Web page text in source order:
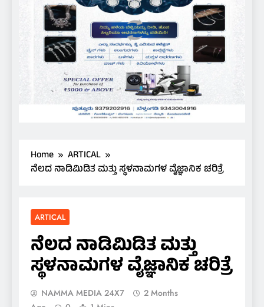
Home
ARTICAL
ನೆಲದ ನಾಡಿಮಿಡಿತ ಮತ್ತು ಸ್ಥಳನಾಮಗಳ ವೈಜ್ಞಾನಿಕ ಚರಿತ್ರೆ
ARTICAL
ನೆಲದ ನಾಡಿಮಿಡಿತ ಮತ್ತು
ಸ್ಥಳನಾಮಗಳ ವೈಜ್ಞಾನಿಕ ಚರಿತ್ರೆ
NAMMA MEDIA 24X7
2 Months